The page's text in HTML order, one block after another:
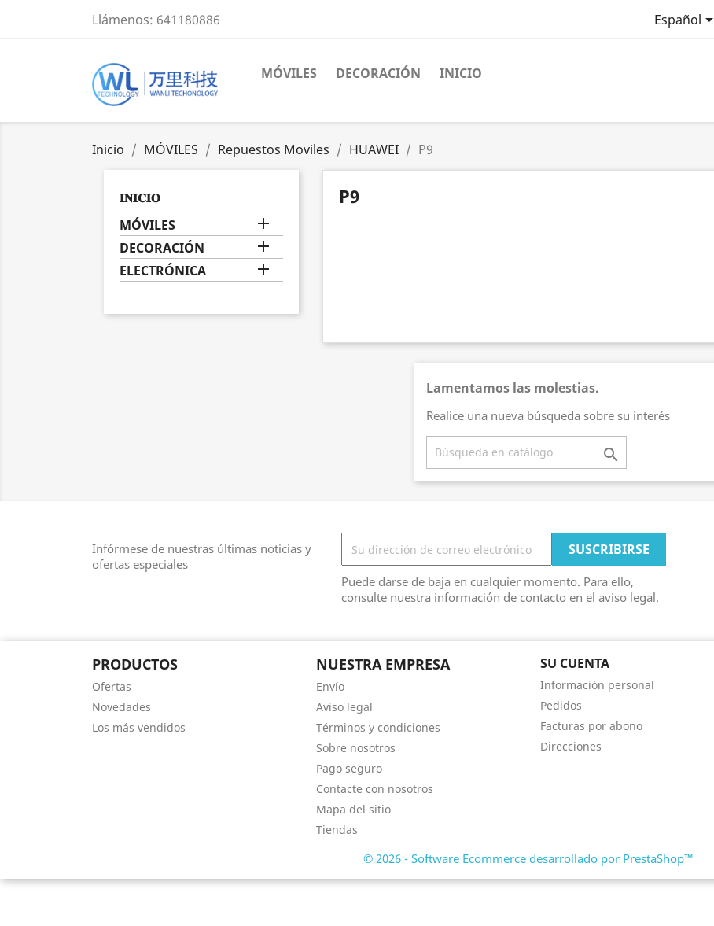
Llámenos: 641180886 Español
MÓVILES DECORACIÓN INICIO
Inicio MÓVILES Repuestos Moviles HUAWEI P9
𝐈𝐍𝐈𝐂𝐈𝐎
MÓVILES 
DECORACIÓN 
ELECTRÓNICA 
P9
Lamentamos las molestias.
Realice una nueva búsqueda sobre su interés

Infórmese de nuestras últimas noticias y
ofertas especiales
Puede darse de baja en cualquier momento. Para ello,
consulte nuestra información de contacto en el aviso legal.
PRODUCTOS
Ofertas
Novedades
Los más vendidos
NUESTRA EMPRESA
Envío
Aviso legal
Términos y condiciones
Sobre nosotros
Pago seguro
Contacte con nosotros
Mapa del sitio
Tiendas
SU CUENTA
Información personal
Pedidos
Facturas por abono
Direcciones
© 2026 - Software Ecommerce desarrollado por PrestaShop™